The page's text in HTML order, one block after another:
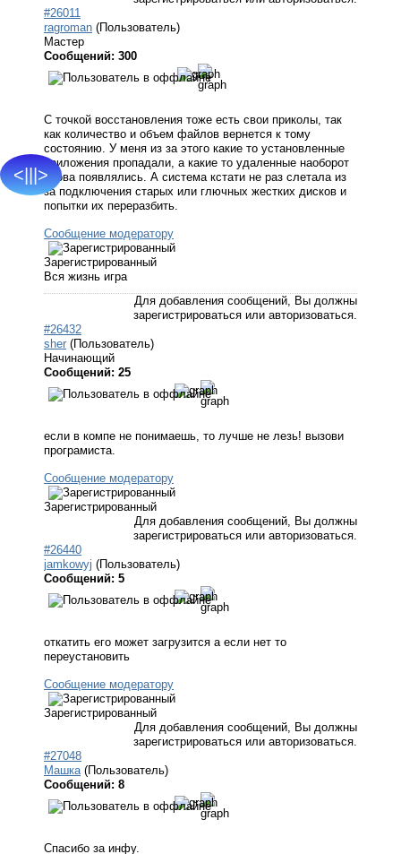
<|||>
#26011
ragroman (Пользователь)
Мастер
Сообщений: 300
С точкой восстановления тоже есть свои приколы, так
как количество и объем файлов вернется к тому
состоянию. У меня из за этого какие то установленные
приложения пропадали, а какие то удаленные наоборот
снова появлялись. А система кстати не раз слетала из
за подключения старых или глючных жестких дисков и
попытки их переразбить.
Сообщение модератору
Зарегистрированный
Вся жизнь игра
Для добавления сообщений, Вы должны
зарегистрироваться или авторизоваться.
#26432
sher (Пользователь)
Начинающий
Сообщений: 25
если в компе не понимаешь, то лучше не лезь! вызови
програмиста.
Сообщение модератору
Зарегистрированный
Для добавления сообщений, Вы должны
зарегистрироваться или авторизоваться.
#26440
jamkowyj (Пользователь)
Сообщений: 5
откатить его может загрузится а если нет то
переустановить
Сообщение модератору
Зарегистрированный
Для добавления сообщений, Вы должны
зарегистрироваться или авторизоваться.
#27048
Машка (Пользователь)
Сообщений: 8
Спасибо за инфу.